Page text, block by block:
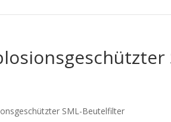
SML-Beutelfilter